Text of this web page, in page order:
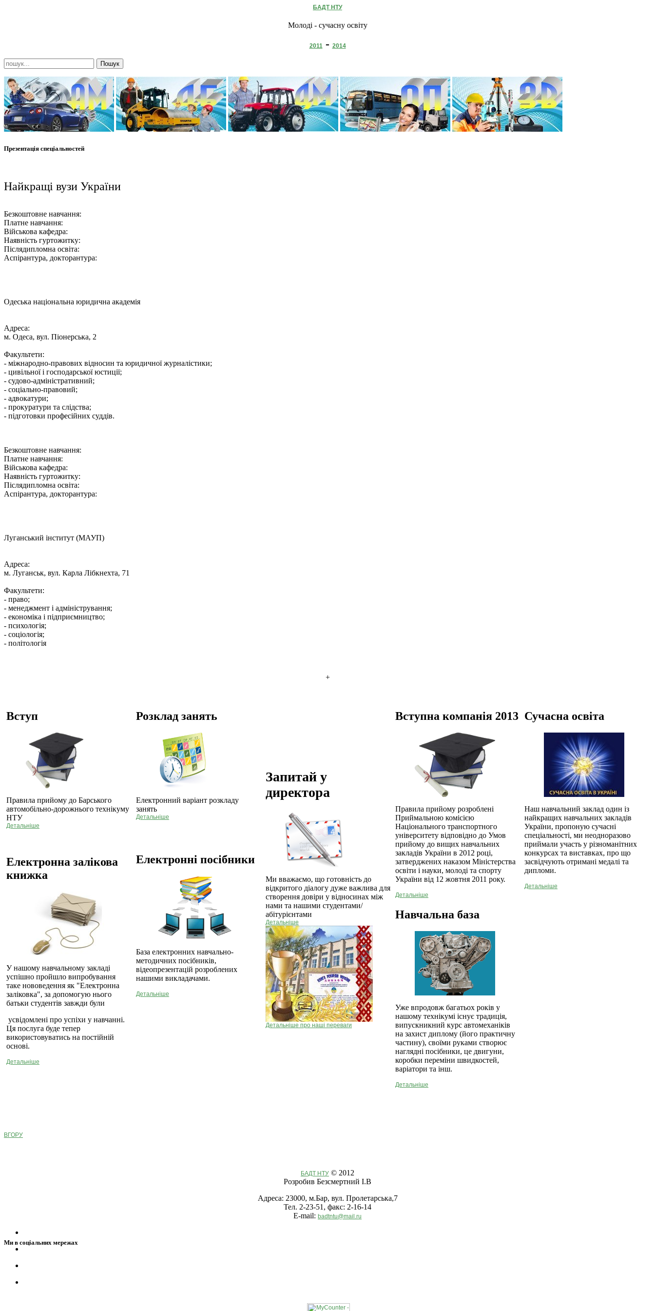
БАДТ НТУ
Молоді - сучасну освіту
2011- 2014
Презентація спеціальностей
Найкращі вузи України
Безкоштовне навчання:
Платне навчання:
Військова кафедра:
Наявність гуртожитку:
Післядипломна освіта:
Аспірантура, докторантура:
Одеська національна юридична академія
Адреса:
м. Одеса, вул. Піонерська, 2
Факультети:
- міжнародно-правових відносин та юридичної журналістики;
- цивільної і господарської юстиції;
- судово-адміністративний;
- соціально-правовий;
- адвокатури;
- прокуратури та слідства;
- підготовки професійних суддів.
Безкоштовне навчання:
Платне навчання:
Військова кафедра:
Наявність гуртожитку:
Післядипломна освіта:
Аспірантура, докторантура:
Луганський інститут (МАУП)
Адреса:
м. Луганськ, вул. Карла Лібкнехта, 71
Факультети:
- право;
- менеджмент і адміністрування;
- економіка і підприємництво;
- психологія;
- соціологія;
- політологія
+
Вступ
Правила прийому до Барського
автомобільно-дорожнього технікуму
НТУ
Детальніше
Електронна залікова
книжка
У нашому навчальному закладі
успішно пройшло випробування
таке нововедення як "Електронна
заліковка", за допомогую нього
батьки студентів завжди були
усвідомлені про успіхи у навчанні.
Ця послуга буде тепер
використовуватись на постійній
основі.
Детальніше
Розклад занять
Електронний варіант розкладу
занять
Детальніше
Електронні посібники
База електронних навчально-
методичних посібників,
відеопрезентацій розроблених
нашими викладачами.
Детальніше
Запитай у
директора
Ми вважаємо, що готовність до
відкритого діалогу дуже важлива для
створення довіри у відносинах між
нами та нашими студентами/
абітурієнтами
Детальніше
Детальніше про наші переваги
Вступна компанія 2013
Правила прийому розроблені
Приймальною комісією
Національного транспортного
університету відповідно до Умов
прийому до вищих навчальних
закладів України в 2012 році,
затверджених наказом Міністерства
освіти і науки, молоді та спорту
України від 12 жовтня 2011 року.
Детальніше
Навчальна база
Уже впродовж багатьох років у
нашому технікумі існує традиція,
випускникний курс автомеханіків
на захист диплому (його практичну
частину), своїми руками створює
наглядні посібники, це двигуни,
коробки переміни швидкостей,
варіатори та інш.
Детальніше
Сучасна освіта
Наш навчальний заклад один із
найкращих навчальних закладів
України, пропоную сучасні
спеціальності, ми неодноразово
приймали участь у різноманітних
конкурсах та виставках, про що
засвідчують отримані медалі та
дипломи.
Детальніше
ВГОРУ
БАДТ НТУ © 2012
Розробив Безсмертний І.В
Адреса: 23000, м.Бар, вул. Пролетарська,7
Тел. 2-23-51, факс: 2-16-14
E-mail: badtntu@mail.ru
Ми в соціальних мережах